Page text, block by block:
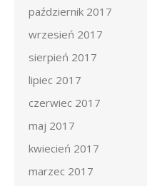
październik 2017
wrzesień 2017
sierpień 2017
lipiec 2017
czerwiec 2017
maj 2017
kwiecień 2017
marzec 2017